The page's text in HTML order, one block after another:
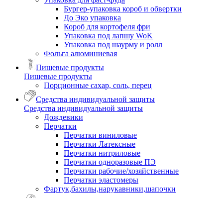
Бургер-упаковка короб и обвертки
До Эко упаковка
Короб для кортофеля фри
Упаковка под лапшу WoK
Упаковка под шаурму и ролл
Фольга алюминиевая
Пищевые продукты
Пищевые продукты
Порционные сахар, соль, перец
Средства индивидуальной защиты
Средства индивидуальной защиты
Дождевики
Перчатки
Перчатки виниловые
Перчатки Латексные
Перчатки нитриловые
Перчатки одноразовые ПЭ
Перчатки рабочие/хозяйственные
Перчатки эластомеры
Фартук,бахилы,нарукавники,шапочки